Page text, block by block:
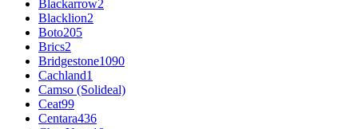
Blackarrow2
Blacklion2
Boto205
Brics2
Bridgestone1090
Cachland1
Camso (Solideal)
Ceat99
Centara436